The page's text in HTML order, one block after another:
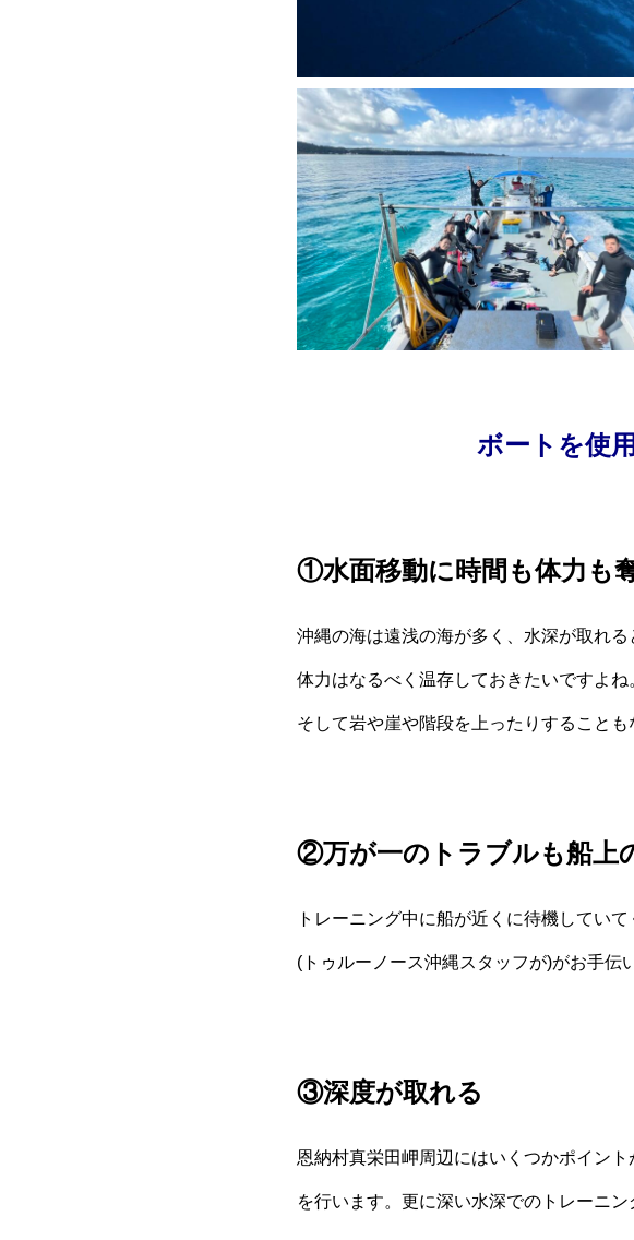
ボートを使
①水面移動に時間も体力も
沖縄の海は遠浅の海が多く、水深が取れ
体力はなるべく温存しておきたいですよ
そして岩や崖や階段を上ったりすること
②万が一のトラブルも船上
トレーニング中に船が近くに待機してい
(トゥルーノース沖縄スタッフが)がお手伝
③深度が取れる
恩納村真栄田岬周辺にはいくつかポイン
を行います。更に深い水深でのトレーニ